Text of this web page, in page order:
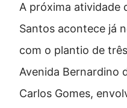
A próxima atividade
Santos acontece já
com o plantio de
Avenida Bernardino
Carlos Gomes,